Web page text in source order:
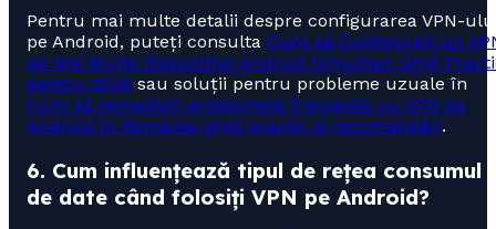
Pentru mai multe detalii despre configurarea VPN-
pe Android, puteți consulta Cum să Configurați un
pe Mai Multe Dispozitive Android Simultan: Ghid
pentru 2026 sau soluții pentru probleme uzuale în
Cum să remediați problemele frecvente cu VPN pe
Android în România: ghid practic și recomandări.
6. Cum influențează tipul de rețea consumul
de date când folosiți VPN pe Android?